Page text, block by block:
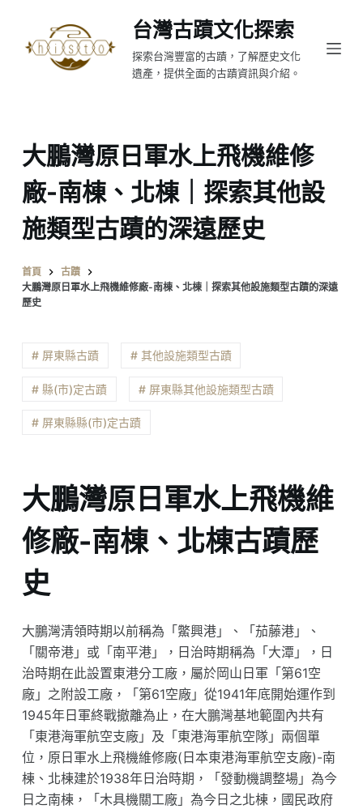
至
台灣古蹟文化探索
探索台灣豐富的古蹟，了解歷史文化
遺產，提供全面的古蹟資訊與介紹。
大鵬灣原日軍水上飛機維修
廠-南棟、北棟｜探索其他設
施類型古蹟的深遠歷史
首頁
古蹟
大鵬灣原日軍水上飛機維修廠-南棟、北棟｜探索其他設施類型古蹟的深遠
歷史
# 屏東縣古蹟 # 其他設施類型古蹟
# 縣(市)定古蹟 # 屏東縣其他設施類型古蹟
# 屏東縣縣(市)定古蹟
大鵬灣原日軍水上飛機維
修廠-南棟、北棟古蹟歷
史
大鵬灣清領時期以前稱為「鱉興港」、「茄藤港」、
「關帝港」或「南平港」，日治時期稱為「大潭」，日
治時期在此設置東港分工廠，屬於岡山日軍「第61空
廠」之附設工廠，「第61空廠」從1941年底開始運作到
1945年日軍終戰撤離為止，在大鵬灣基地範圍內共有
「東港海軍航空支廠」及「東港海軍航空隊」兩個單
位，原日軍水上飛機維修廠(日本東港海軍航空支廠)-南
棟、北棟建於1938年日治時期，「發動機調整場」為今
日之南棟，「木具機關工廠」為今日之北棟，國民政府